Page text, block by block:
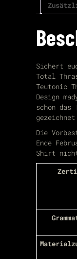
Sichert
Total
Teutonic
Design
schon das
Die
Ende
Shirt